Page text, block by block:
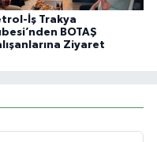
İş Trakya
BOTAŞ
Ziyaret